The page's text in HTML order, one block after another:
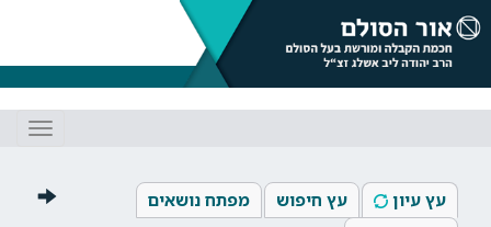
עץ עיון עץ חיפוש
מפתח נושאים